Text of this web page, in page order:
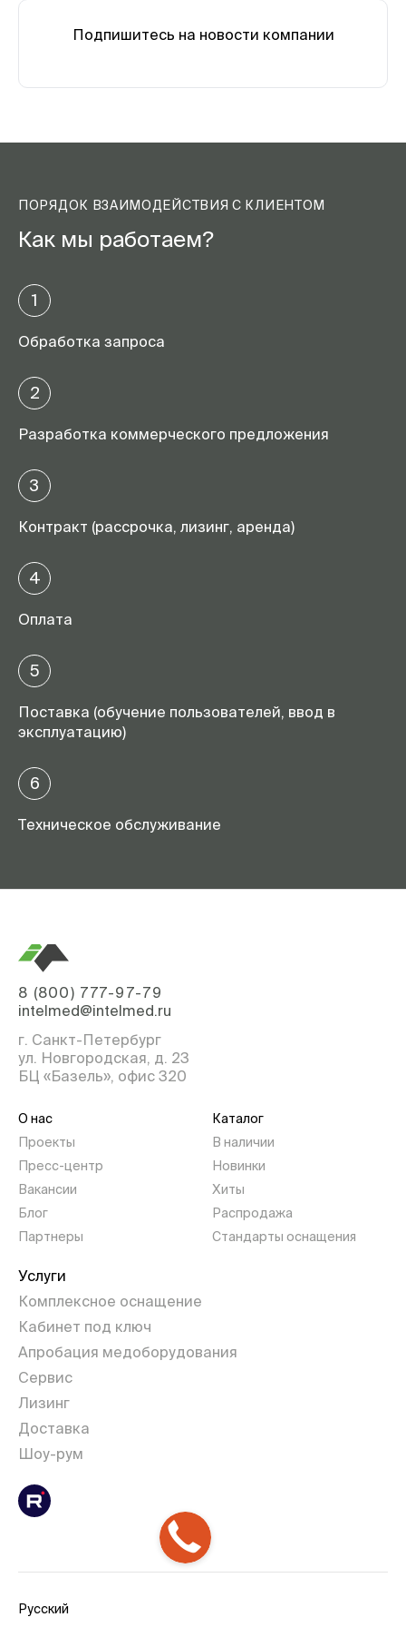
Подпишитесь на новости компании
ПОРЯДОК ВЗАИМОДЕЙСТВИЯ С КЛИЕНТОМ
Как мы работаем?
1
Обработка запроса
2
Разработка коммерческого предложения
3
Контракт (рассрочка, лизинг, аренда)
4
Оплата
5
Поставка (обучение пользователей, ввод в
эксплуатацию)
6
Техническое обслуживание
8 (800) 777-97-79
intelmed@intelmed.ru
г. Санкт-Петербург
ул. Новгородская, д. 23
БЦ «Базель», офис 320
О нас
Проекты
Пресс-центр
Вакансии
Блог
Партнеры
Каталог
В наличии
Новинки
Хиты
Распродажа
Стандарты оснащения
Услуги
Комплексное оснащение
Кабинет под ключ
Апробация медоборудования
Сервис
Лизинг
Доставка
Шоу-рум
Русский